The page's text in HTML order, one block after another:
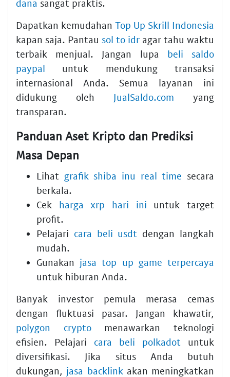
dana sangat praktis.
Dapatkan kemudahan Top Up Skrill Indonesia
kapan saja. Pantau sol to idr agar tahu waktu
terbaik menjual. Jangan lupa beli saldo
paypal untuk mendukung transaksi
internasional Anda. Semua layanan ini
didukung oleh JualSaldo.com yang
transparan.
Panduan Aset Kripto dan Prediksi
Masa Depan
Lihat grafik shiba inu real time secara
berkala.
Cek harga xrp hari ini untuk target
profit.
Pelajari cara beli usdt dengan langkah
mudah.
Gunakan jasa top up game terpercaya
untuk hiburan Anda.
Banyak investor pemula merasa cemas
dengan fluktuasi pasar. Jangan khawatir,
polygon cryptomenawarkan teknologi
efisien. Pelajari cara beli polkadot untuk
diversifikasi. Jika situs Anda butuh
dukungan, jasa backlinkakan meningkatkan